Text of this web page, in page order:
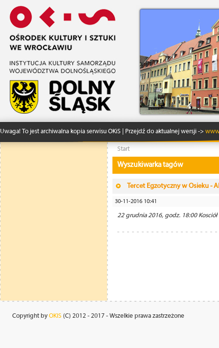
Uwaga! To jest archiwalna kopia serwisu OKiS | Przejdź do aktualnej wersji ->
Start
Wyszukiwarka tagów
Tercet Egzotyczny w Osieku -
30-11-2016 10:41
22 grudnia 2016, godz. 18:00
Copyright by OKIS (C) 2012 - 2017 - Wszelkie prawa zastrzeżone